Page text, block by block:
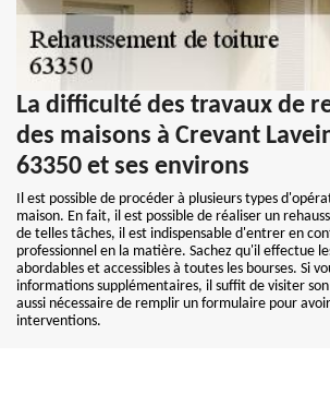
La difficulté des travaux de
des maisons à Crevant
63350 et ses environs
Il est possible de procéder à plusieurs types
maison. En fait, il est possible de réaliser un
de telles tâches, il est indispensable d'entrer en
professionnel en la matière. Sachez qu'il effectue
abordables et accessibles à toutes les bourses. Si
informations supplémentaires, il suffit de visiter
aussi nécessaire de remplir un formulaire pour
interventions.